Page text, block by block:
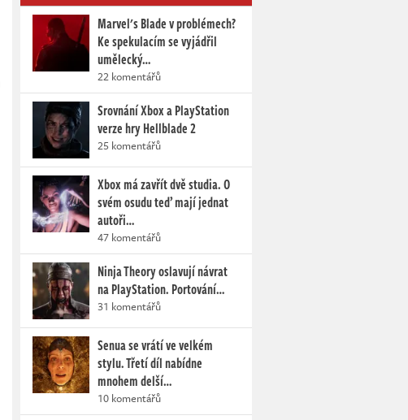
Marvel's Blade v problémech?
Ke spekulacím se vyjádřil
umělecký…
22 komentářů
Srovnání Xbox a PlayStation
verze hry Hellblade 2
25 komentářů
Xbox má zavřít dvě studia. O
svém osudu teď mají jednat
autoři…
47 komentářů
Ninja Theory oslavují návrat
na PlayStation. Portování…
31 komentářů
Senua se vrátí ve velkém
stylu. Třetí díl nabídne
mnohem delší…
10 komentářů